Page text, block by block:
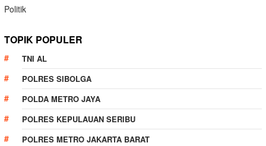
Politik
TOPIK POPULER
TNI AL
POLRES SIBOLGA
POLDA METRO JAYA
POLRES KEPULAUAN SERIBU
POLRES METRO JAKARTA BARAT